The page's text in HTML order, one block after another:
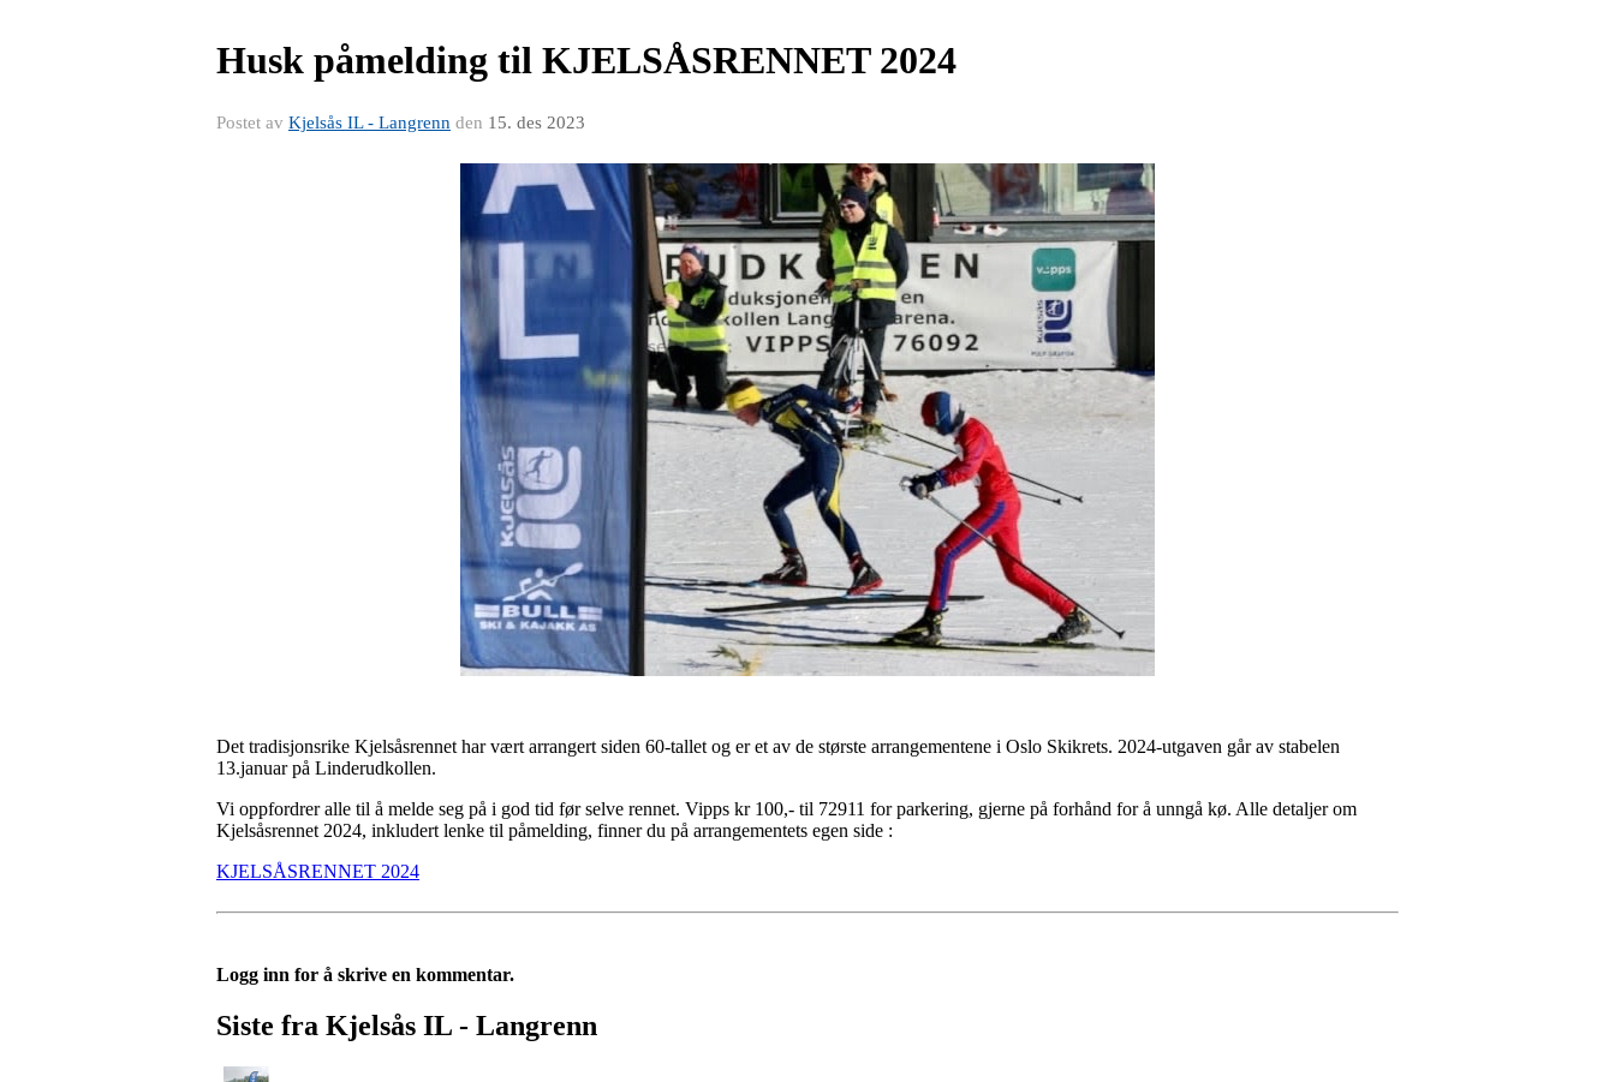
Husk påmelding til KJELSÅSRENNET 2024
Postet av Kjelsås IL - Langrenn den 15. des 2023
Det tradisjonsrike Kjelsåsrennet har vært arrangert siden 60-tallet og er et av de største arrangementene i Oslo Skikrets. 2024-utgaven går av stabelen
13.januar på Linderudkollen.
Vi oppfordrer alle til å melde seg på i god tid før selve rennet. Vipps kr 100,- til 72911 for parkering, gjerne på forhånd for å unngå kø. Alle detaljer om
Kjelsåsrennet 2024, inkludert lenke til påmelding, finner du på arrangementets egen side :
KJELSÅSRENNET 2024
Logg inn for å skrive en kommentar.
Siste fra Kjelsås IL - Langrenn